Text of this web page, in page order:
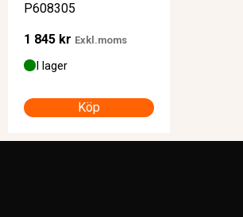
P608305
1 845 kr Exkl.moms
I lager
Köp